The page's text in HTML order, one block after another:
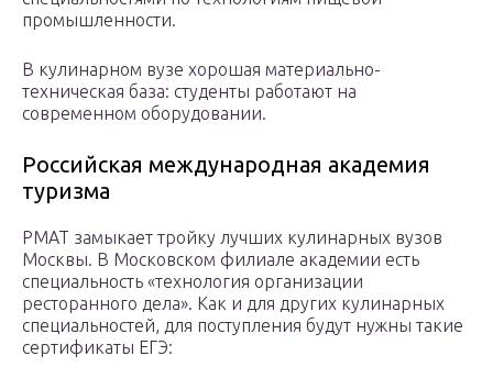
промышленности.
В кулинарном вузе хорошая материально-
техническая база: студенты работают на
современном оборудовании.
Российская международная академия
туризма
РМАТ замыкает тройку лучших кулинарных вузов
Москвы. В Московском филиале академии есть
специальность «технология организации
ресторанного дела». Как и для других кулинарных
специальностей, для поступления будут нужны такие
сертификаты ЕГЭ: